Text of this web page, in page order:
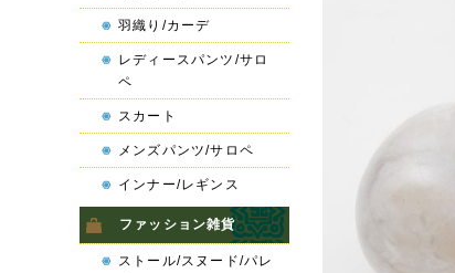
羽織り/カーデ
レディースパンツ/サロ
ペ
スカート
メンズパンツ/サロペ
インナー/レギンス
ファッション雑貨
ストール/スヌード/パレ